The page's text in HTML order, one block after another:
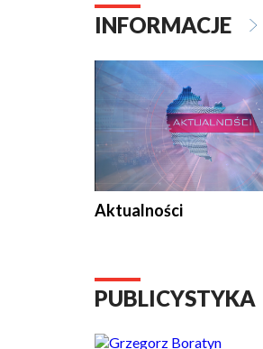
INFORMACJE
Aktualności
PUBLICYSTYKA